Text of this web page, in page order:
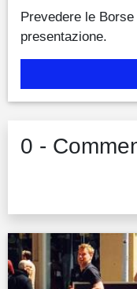
Prevedere le
presentazione.
0 -